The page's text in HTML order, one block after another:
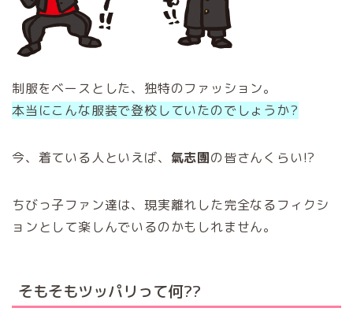
制服をベースとした、独特のファッション。
本当にこんな服装で登校していたのでしょうか?
今、着ている人といえば、 氣志團の皆さんくらい!?
ちびっ子ファン達は、現実離れした完全なるフィクシ
ョンとして楽しんでいるのかもしれません。
そもそもツッパリって何??